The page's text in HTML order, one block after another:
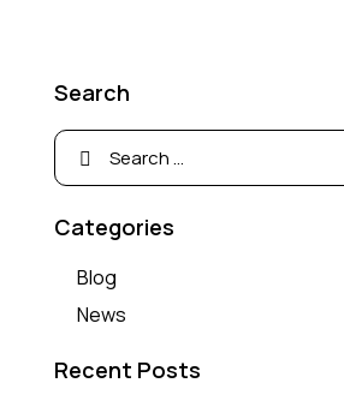
Search
Categories
Blog
News
Recent Posts